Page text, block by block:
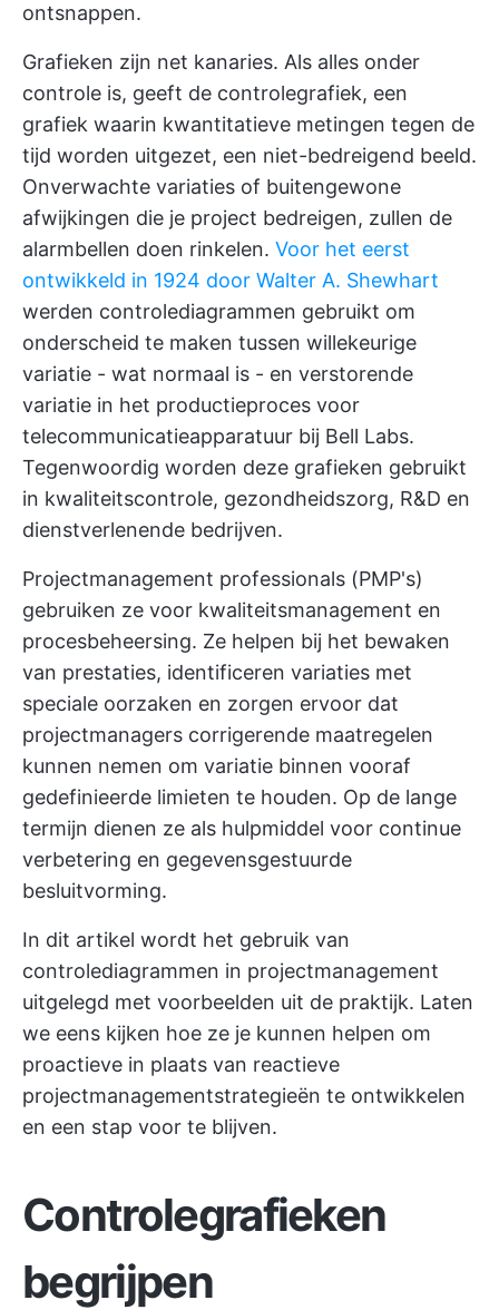
ontsnappen.
Grafieken zijn net kanaries. Als alles onder
controle is, geeft de controlegrafiek, een
grafiek waarin kwantitatieve metingen tegen de
tijd worden uitgezet, een niet-bedreigend beeld.
Onverwachte variaties of buitengewone
afwijkingen die je project bedreigen, zullen de
alarmbellen doen rinkelen. Voor het eerst
ontwikkeld in 1924 door Walter A. Shewhart
werden controlediagrammen gebruikt om
onderscheid te maken tussen willekeurige
variatie - wat normaal is - en verstorende
variatie in het productieproces voor
telecommunicatieapparatuur bij Bell Labs.
Tegenwoordig worden deze grafieken gebruikt
in kwaliteitscontrole, gezondheidszorg, R&D en
dienstverlenende bedrijven.
Projectmanagement professionals (PMP's)
gebruiken ze voor kwaliteitsmanagement en
procesbeheersing. Ze helpen bij het bewaken
van prestaties, identificeren variaties met
speciale oorzaken en zorgen ervoor dat
projectmanagers corrigerende maatregelen
kunnen nemen om variatie binnen vooraf
gedefinieerde limieten te houden. Op de lange
termijn dienen ze als hulpmiddel voor continue
verbetering en gegevensgestuurde
besluitvorming.
In dit artikel wordt het gebruik van
controlediagrammen in projectmanagement
uitgelegd met voorbeelden uit de praktijk. Laten
we eens kijken hoe ze je kunnen helpen om
proactieve in plaats van reactieve
projectmanagementstrategieën te ontwikkelen
en een stap voor te blijven.
Controlegrafieken
begrijpen